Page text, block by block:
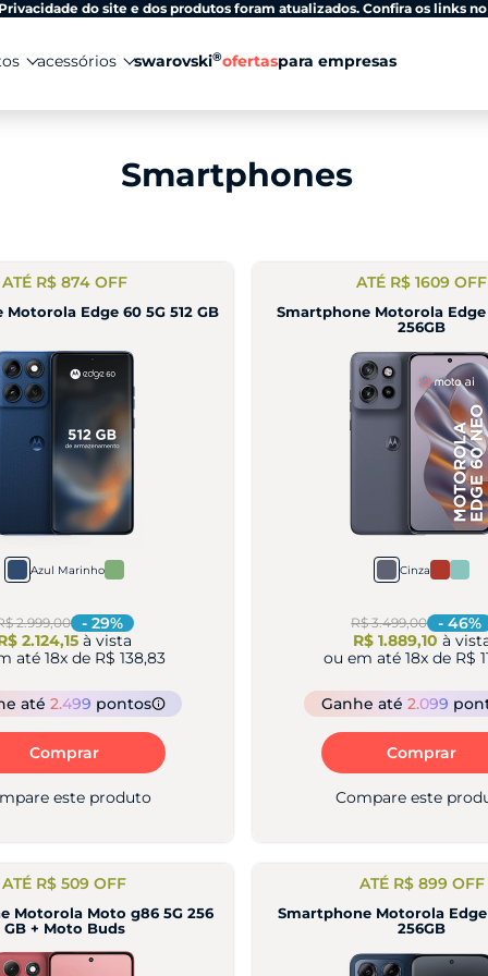
do site e dos produtos foram atualizados. Confira os links
acessórios swarovski®ofertaspara empresas
Smartphones
ATÉ R$ 874 OFF
Edge 60 5G 512 GB
Azul Marinho
2.999,00 - 29%
2.124,15 à vista
até18x de R$ 138,83
até 2.499 pontos
Comprar
este produto
ATÉ R$ 1609 OFF
Smartphone Motorola Edge
256GB
Cinza
R$ 3.499,00 -46%
R$ 1.889,10 à
ou em até18x de R$
Ganhe até 2.099
Comprar
Compare este
ATÉ R$ 509 OFF
Motorola Moto g86 5G 256
GB + Moto Buds
ATÉ R$ 899 OFF
Smartphone Motorola
256GB